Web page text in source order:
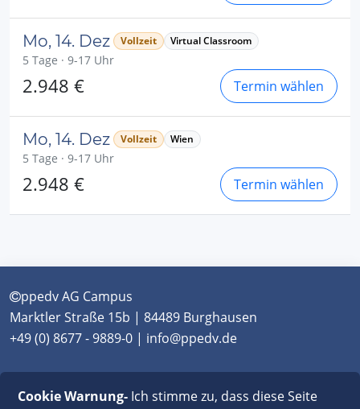
Mo, 14. Dez Vollzeit Virtual Classroom
5 Tage · 9-17 Uhr
2.948 € Termin wählen
Mo, 14. Dez Vollzeit Wien
5 Tage · 9-17 Uhr
2.948 € Termin wählen
ppedv AG Campus
Marktler Straße 15b | 84489 Burghausen
+49 (0) 8677 - 9889-0 | info@ppedv.de
Cookie Warnung-Ich stimme zu, dass diese Seite